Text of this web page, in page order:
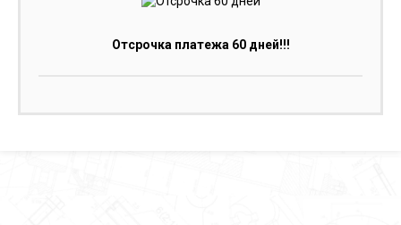
Отсрочка платежа 60 дней!!!